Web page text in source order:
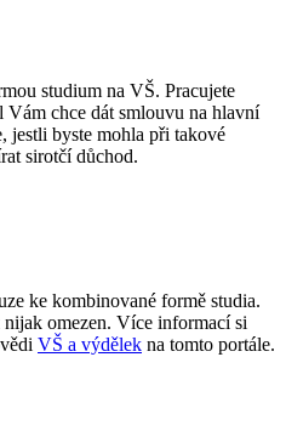
studium na VŠ. Pracujete
Vám chce dát smlouvu na hlavní
jestli byste mohla při takové
sirotčí důchod.
ke kombinované formě studia.
omezen. Více informací si
VŠ a výdělek na tomto portále.